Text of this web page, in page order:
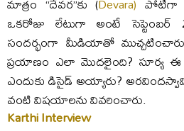
ఒకరోజు లేటుగా అంటే సెప్టెంబర్
సందర్భంగా మీడియాతో
ప్రయాణం ఎలా మొదలైంది? సూర్య
ఎందుకు డిసైడ్ అయ్యారు?
వంటి విషయాలను వివరించారు.
Karthi Interview